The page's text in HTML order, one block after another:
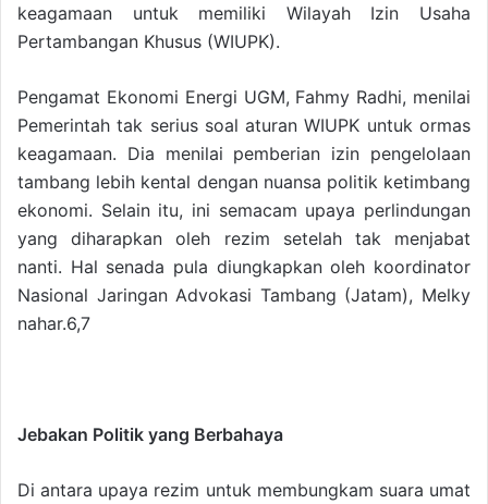
keagamaan untuk memiliki Wilayah Izin Usaha
Pertambangan Khusus (WIUPK).
Pengamat Ekonomi Energi UGM, Fahmy Radhi, menilai
Pemerintah tak serius soal aturan WIUPK untuk ormas
keagamaan. Dia menilai pemberian izin pengelolaan
tambang lebih kental dengan nuansa politik ketimbang
ekonomi. Selain itu, ini semacam upaya perlindungan
yang diharapkan oleh rezim setelah tak menjabat
nanti. Hal senada pula diungkapkan oleh koordinator
Nasional Jaringan Advokasi Tambang (Jatam), Melky
nahar.6,7
Jebakan Politik yang Berbahaya
Di antara upaya rezim untuk membungkam suara umat